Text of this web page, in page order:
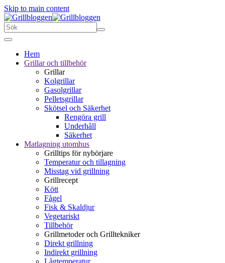
Skip to main content
Hem
Grillar och tillbehör
Grillar
Kolgrillar
Gasolgrillar
Pelletsgrillar
Skötsel och Säkerhet
Rengöra grill
Underhåll
Säkerhet
Matlagning utomhus
Grilltips för nybörjare
Temperatur och tillagning
Misstag vid grillning
Grillrecept
Kött
Fågel
Fisk & Skaldjur
Vegetariskt
Tillbehör
Grillmetoder och Grilltekniker
Direkt grillning
Indirekt grillning
Lågtemperatur